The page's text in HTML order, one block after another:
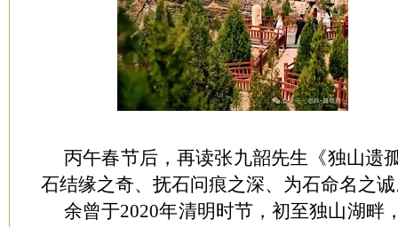
丙午春节后，再读张九韶先生《独山遗
石结缘之奇、抚石问痕之深、为石命名之
余曾于2020年清明时节，初至独山湖畔